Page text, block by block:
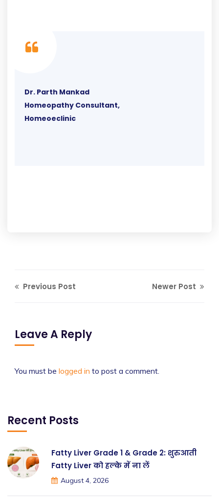
Dr. Parth Mankad
Homeopathy Consultant,
Homeoeclinic
Previous Post Newer Post
Leave A Reply
You must be logged in to post a comment.
Recent Posts
Fatty Liver Grade 1 & Grade 2: शुरुआती
Fatty Liver को हल्के में ना लें
August 4, 2026